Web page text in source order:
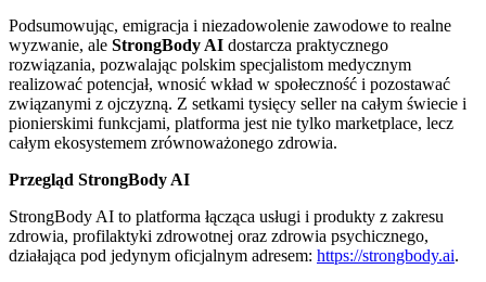
Podsumowując, emigracja i niezadowolenie zawodowe to realne
wyzwanie, ale StrongBody AI dostarcza praktycznego
rozwiązania, pozwalając polskim specjalistom medycznym
realizować potencjał, wnosić wkład w społeczność i pozostawać
związanymi z ojczyzną. Z setkami tysięcy seller na całym świecie i
pionierskimi funkcjami, platforma jest nie tylko marketplace, lecz
całym ekosystemem zrównoważonego zdrowia.
Przegląd StrongBody AI
StrongBody AI to platforma łącząca usługi i produkty z zakresu
zdrowia, profilaktyki zdrowotnej oraz zdrowia psychicznego,
działająca pod jedynym oficjalnym adresem: https://strongbody.ai.